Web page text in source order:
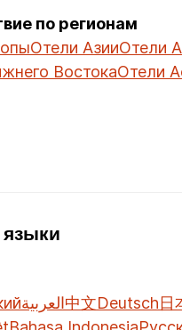
по регионам
Отели АзииОтели
ВостокаОтели
языки
العربية中文Deutsch日